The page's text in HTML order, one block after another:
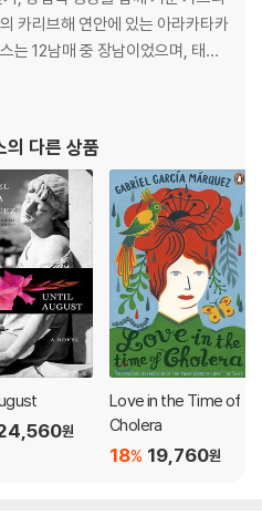
는 12남매 중 장남이었으며, 태어
살았다. 1946년에 마르케스는 보
를 졸업하고 콜롬비아 국립대학
코 등지에서
의 다른 상품
원
Love in the Time of
Cholera
19,760원
18%